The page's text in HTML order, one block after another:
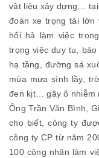
vật liệu xây dựng…
đoàn xe trọng tải lớn
hối hả làm việc
trọng việc duy tu,
hạ tầng, đường sá
mùa mưa sình lầy,
đen kịt… gây ô nhiễm
Ông Trần Văn Bình,
cho biết, công ty
công ty CP từ năm
100 công nhân làm